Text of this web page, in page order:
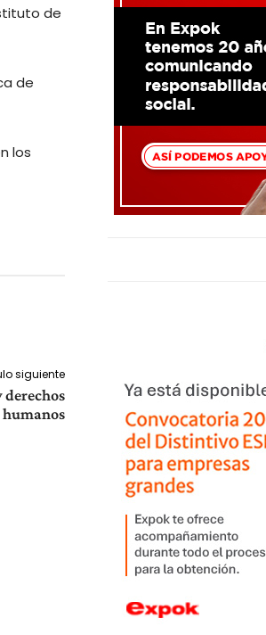
de
de
los
siguiente
derechos
humanos